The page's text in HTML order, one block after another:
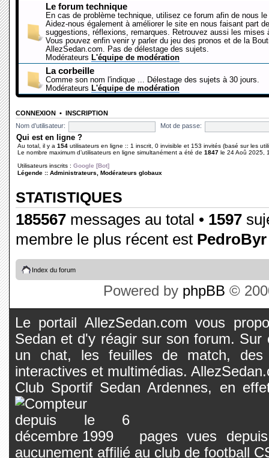
Le forum technique
En cas de problème technique, utilisez ce forum afin de nous le
Aidez-nous également à améliorer le site en nous faisant part
suggestions, réflexions, remarques. Retrouvez aussi les mises
Vous pouvez enfin venir y parler du jeu des pronos et de la
AllezSedan.com. Pas de délestage des sujets.
Modérateurs L'équipe de modération
La corbeille
Comme son nom l'indique ... Délestage des sujets à 30 jours.
Modérateurs L'équipe de modération
CONNEXION • INSCRIPTION
Nom d’utilisateur:
Mot de passe:
Qui est en ligne ?
Au total, il y a 154 utilisateurs en ligne :: 1 inscrit, 0 invisible et 153 invités (basé sur les
Le nombre maximum d’utilisateurs en ligne simultanément a été de 1847 le 24 Aoû 2025,
Utilisateurs inscrits : Google [Bot]
Légende :: Administrateurs Modérateurs globaux
STATISTIQUES
185567 messages au total • 1597
membre le plus récent est PedroByr
Index du forum
Powered by phpBB ©
Le portail AllezSedan.com vous
Sedan et d'y réagir sur son forum.
un chat, les feuilles de match, des
interactives et multimédias.
Club Sportif Sedan Ardennes, en
pages vues
aucunement affilié au club de football